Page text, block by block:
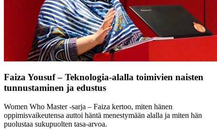
Faiza Yousuf – Teknologia-alalla toimivien naisten
tunnustaminen ja edustus
Women Who Master -sarja – Faiza kertoo, miten hänen
oppimisvaikeutensa auttoi häntä menestymään alalla ja miten hän
puolustaa sukupuolten tasa-arvoa.